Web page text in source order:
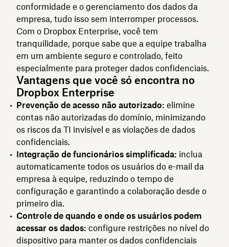
conformidade e o gerenciamento dos dados da
empresa, tudo isso sem interromper processos.
Com o Dropbox Enterprise, você tem
tranquilidade, porque sabe que a equipe trabalha
em um ambiente seguro e controlado, feito
especialmente para proteger dados confidenciais.
Vantagens que você só encontra no
Dropbox Enterprise
Prevenção de acesso não autorizado: elimine
contas não autorizadas do domínio, minimizando
os riscos da TI invisível e as violações de dados
confidenciais.
Integração de funcionários simplificada: inclua
automaticamente todos os usuários do e-mail da
empresa à equipe, reduzindo o tempo de
configuração e garantindo a colaboração desde o
primeiro dia.
Controle de quando e onde os usuários podem
acessar os dados: configure restrições no nível do
dispositivo para manter os dados confidenciais